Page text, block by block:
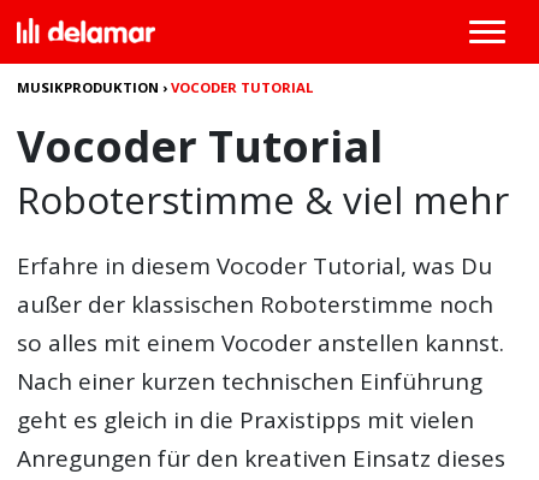
MUSIKPRODUKTION ›VOCODER TUTORIAL
Vocoder Tutorial
Roboterstimme & viel mehr
Erfahre in diesemVocoder Tutorial, was Du
außer der klassischen Roboterstimme noch
so alles mit einem Vocoder anstellen kannst.
Nach einer kurzen technischen Einführung
geht es gleich in die Praxistipps mit vielen
Anregungen für den kreativen Einsatz dieses